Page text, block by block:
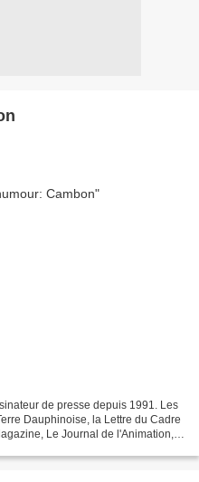
de presse depuis 1991. Les
Dauphinoise, la Lettre du Cadre
Le Journal de l'Animation,